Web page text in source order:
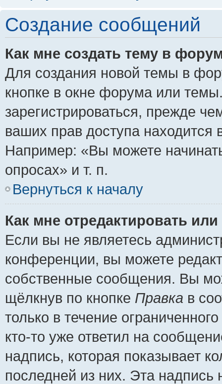
Создание сообщений
Как мне создать тему в
Для создания новой темы в
кнопке в окне форума или
зарегистрироваться, прежде
ваших прав доступа
Например: «Вы можете
опросах» и т. п.
Вернуться к началу
Как мне отредактировать
Если вы не являетесь
конференции, вы можете
собственные сообщения. Вы
щёлкнув по кнопке Правка в
только в течение
кто-то уже ответил на
надпись, которая показывает
последней из них. Эта